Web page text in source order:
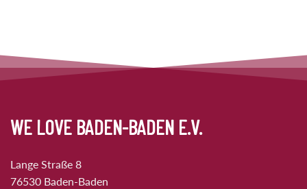
WE LOVE BADEN-BADEN E.V.
Lange Straße 8
76530 Baden-Baden